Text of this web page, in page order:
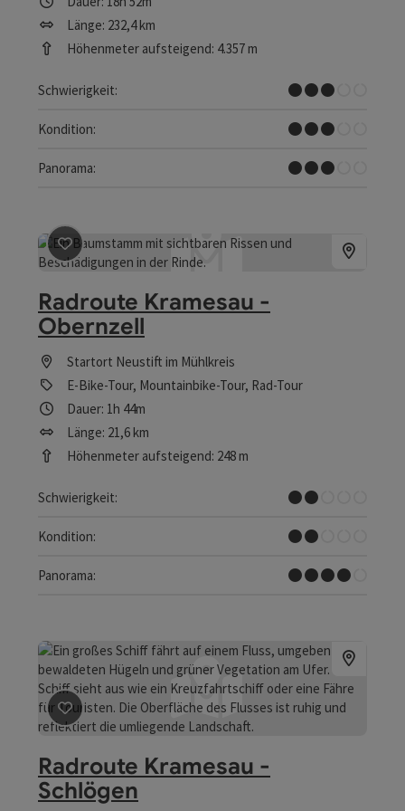
Länge: 232,4 km
Höhenmeter aufsteigend: 4.357 m
Schwierigkeit:
Mittel
Kondition:
Mittel
Panorama:
Einige Ausblicke
Beitrag merken: Radroute Kramesau - Obernzell
Radroute Kramesau -
Obernzell
Startort Neustift im Mühlkreis
E-Bike-Tour, Mountainbike-Tour, Rad-Tour
Dauer: 1h 44m
Länge: 21,6 km
Höhenmeter aufsteigend: 248 m
Schwierigkeit:
Leicht
Kondition:
Leicht
Panorama:
Tolles Panorama
Beitrag merken: Radroute Kramesau - Schlögen
Radroute Kramesau -
Schlögen